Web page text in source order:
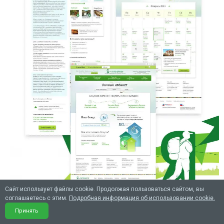
Обсудить заказ аналогичного проекта
Сайт использует файлы cookie. Продолжая пользоваться сайтом, вы
соглашаетесь с этим. Подробная информация об использовании cookie.
Принять